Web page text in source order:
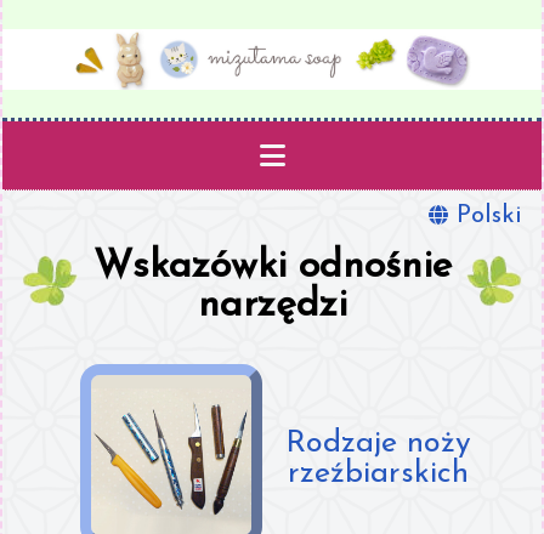
Książka
O mnie
Polski
Wskazówki odnośnie
narzędzi
Rodzaje noży
rzeźbiarskich